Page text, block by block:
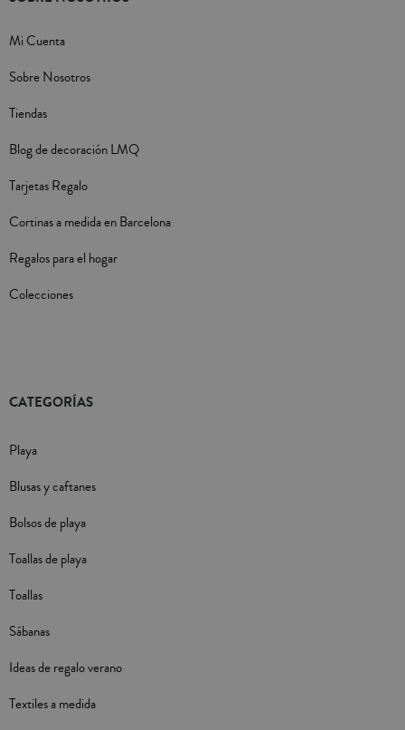
Mi Cuenta
Sobre Nosotros
Tiendas
Blog de decoración LMQ
Tarjetas Regalo
Cortinas a medida en Barcelona
Regalos para el hogar
Colecciones
CATEGORÍAS
Playa
Blusas y caftanes
Bolsos de playa
Toallas de playa
Toallas
Sábanas
Ideas de regalo verano
Textiles a medida